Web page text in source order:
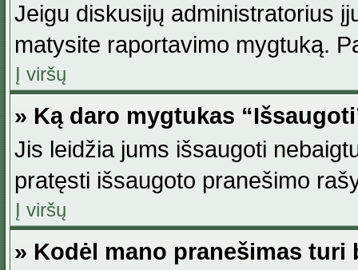
Jeigu diskusijų administratorius
matysite raportavimo mygtuką.
Į viršų
» Ką daro mygtukas
Jis leidžia jums išsaugoti
pratęsti išsaugoto pranešimo
Į viršų
» Kodėl mano pranešimas